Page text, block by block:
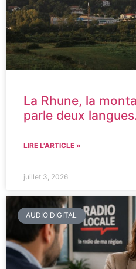
La Rhune, la
parle deux
LIRE L'ARTICLE »
juillet 3, 2026
AUDIO DIGITAL